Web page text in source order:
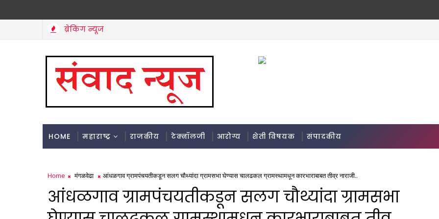
ब्रेकिंग न्यूज
HOME महाराष्ट्र राजकीय टेक्नॉलजी आरोग्य शेती विषयक संपादकीय
Home मंगळवेढा आंधळगाव ग्रामपंचयतीकडून सलग चौथ्यांदा ग्रामसभा घेण्यास चालढकल ग्रामस्थामधून कारभाराबाबत तीव्र नाराजी..
आंधळगाव ग्रामपंचयतीकडून सलग चौथ्यांदा ग्रामसभा